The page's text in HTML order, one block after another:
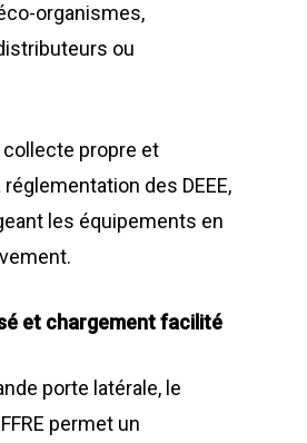
organismes,
ou
collecte propre et
des DEEE,
les équipements en
et chargement facilité
porte latérale, le
permet un